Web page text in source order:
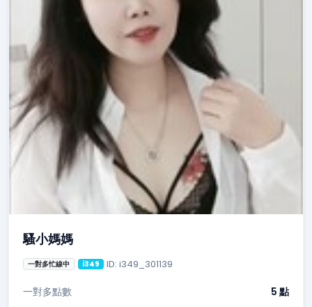
騷小媽媽
一對多忙線中 i349 ID: i349_301139
一對多點數 5 點